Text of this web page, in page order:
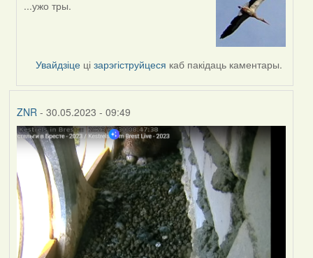
In
Feather
...ужо тры.
Увайдзіце цізарэгіструйцеся каб пакідаць каментары.
ZNR - 30.05.2023 - 09:49